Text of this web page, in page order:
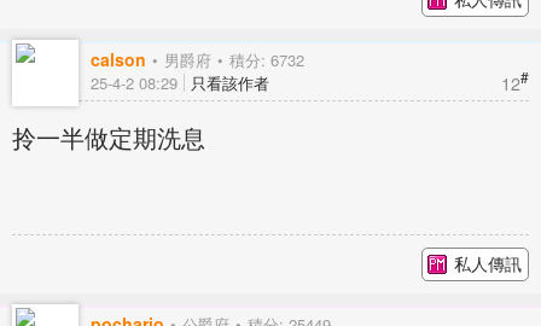
calson 男爵府 積分: 6732
12#
25-4-2 08:29 只看該作者
拎一半做定期洗息
私人傳訊